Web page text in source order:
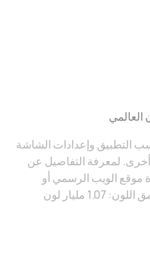
التطبيق وإعدادات الشاشة
أخرى. لمعرفة التفاصيل عن
موقع الويب الرسمي أو
مليار لون